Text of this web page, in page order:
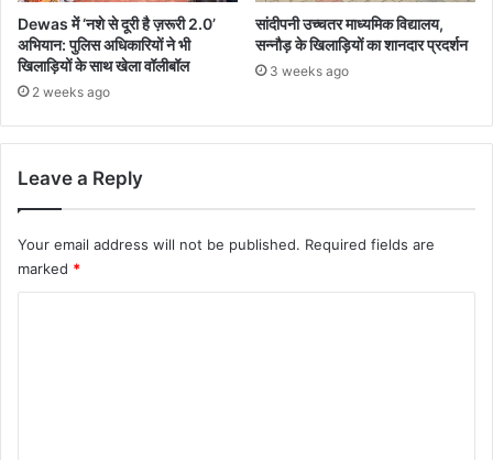
Dewas में ‘नशे से दूरी है ज़रूरी 2.0’
अभियान: पुलिस अधिकारियों ने भी
खिलाड़ियों के साथ खेला वॉलीबॉल
2 weeks ago
सांदीपनी उच्चतर माध्यमिक विद्यालय,
सन्नौड़ के खिलाड़ियों का शानदार प्रदर्शन
3 weeks ago
Leave a Reply
Your email address will not be published. Required fields are
marked *